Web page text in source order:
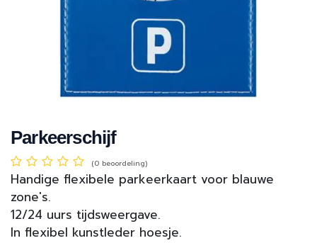
Parkeerschijf
(0 beoordeling)
Handige flexibele parkeerkaart voor blauwe
zone's.
12/24 uurs tijdsweergave.
In flexibel kunstleder hoesje.